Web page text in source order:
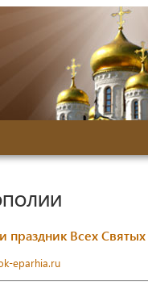
Всех Святых
eparhia.ru